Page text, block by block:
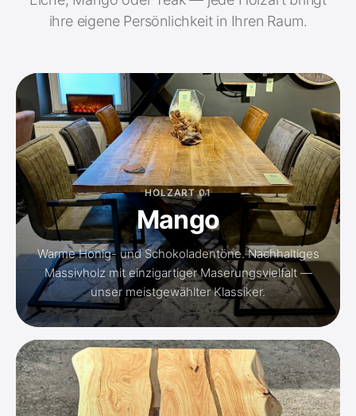
ihre eigene Persönlichkeit in Ihren Raum.
HOLZART 01
Mango
Warme Honig- und Schokoladentöne. Nachhaltiges
Massivholz mit einzigartiger Maserungsvielfalt —
unser meistgewählter Klassiker.